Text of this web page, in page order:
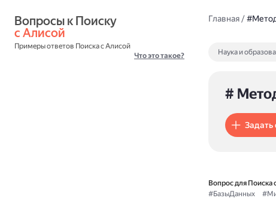
с Алисой
Примеры ответов Поиска с Алисой
Что это такое?
Главная/
Наука и
#
Задать
Вопрос для Поиска
#БазыДанных